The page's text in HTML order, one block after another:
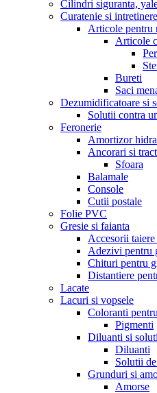
Cilindri siguranta,
Curatenie si intretinere
Articole pentru
Articole
Bureti
Saci
Dezumidificatoare si
Solutii contra
Feronerie
Amortizor
Ancorari si
Sfoara
Balamale
Console
Cutii postale
Folie PVC
Gresie si faianta
Accesorii taiere
Adezivi pentru
Chituri pentru
Distantiere
Lacate
Lacuri si vopsele
Coloranti
Pigmenti
Diluanti si
Diluanti
Solutii
Grunduri si
Amorse